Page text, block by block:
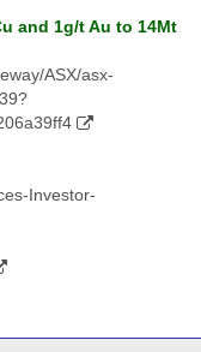
and 1g/t Au to 14Mt
ASX/asx-
Investor-